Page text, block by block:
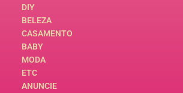
DIY
BELEZA
CASAMENTO
BABY
MODA
ETC
ANUNCIE